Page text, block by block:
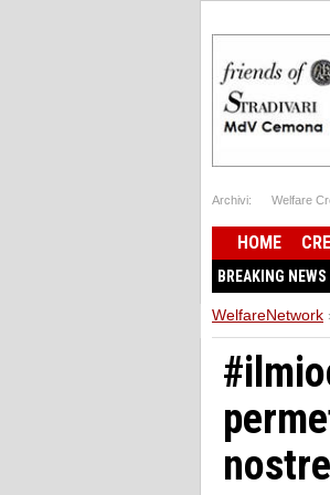
Archivi: Welfare
HOME
BREAKING NEWS
WelfareNetwork